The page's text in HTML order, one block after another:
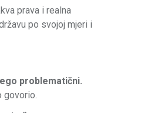
prava i realna
po svojoj mjeri i
problematični.
govorio.